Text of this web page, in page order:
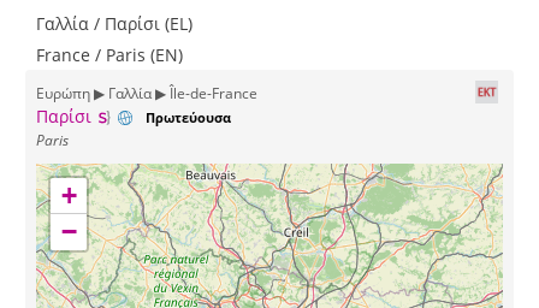
Γαλλία / Παρίσι (EL)
France / Paris (EN)
Ευρώπη ▶ Γαλλία ▶ Île-de-France
Παρίσι Πρωτεύουσα
Paris
+
−